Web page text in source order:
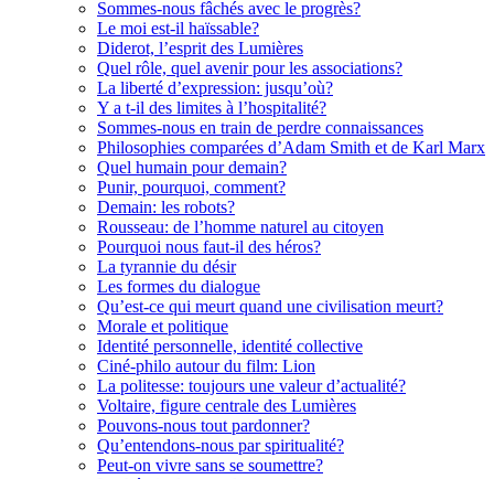
Sommes-nous fâchés avec le progrès?
Le moi est-il haïssable?
Diderot, l’esprit des Lumières
Quel rôle, quel avenir pour les associations?
La liberté d’expression: jusqu’où?
Y a t-il des limites à l’hospitalité?
Sommes-nous en train de perdre connaissances
Philosophies comparées d’Adam Smith et de Karl Marx
Quel humain pour demain?
Punir, pourquoi, comment?
Demain: les robots?
Rousseau: de l’homme naturel au citoyen
Pourquoi nous faut-il des héros?
La tyrannie du désir
Les formes du dialogue
Qu’est-ce qui meurt quand une civilisation meurt?
Morale et politique
Identité personnelle, identité collective
Ciné-philo autour du film: Lion
La politesse: toujours une valeur d’actualité?
Voltaire, figure centrale des Lumières
Pouvons-nous tout pardonner?
Qu’entendons-nous par spiritualité?
Peut-on vivre sans se soumettre?